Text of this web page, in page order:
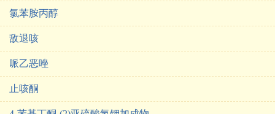
氯苯胺丙醇
敌退咳
哌乙恶唑
止咳酮